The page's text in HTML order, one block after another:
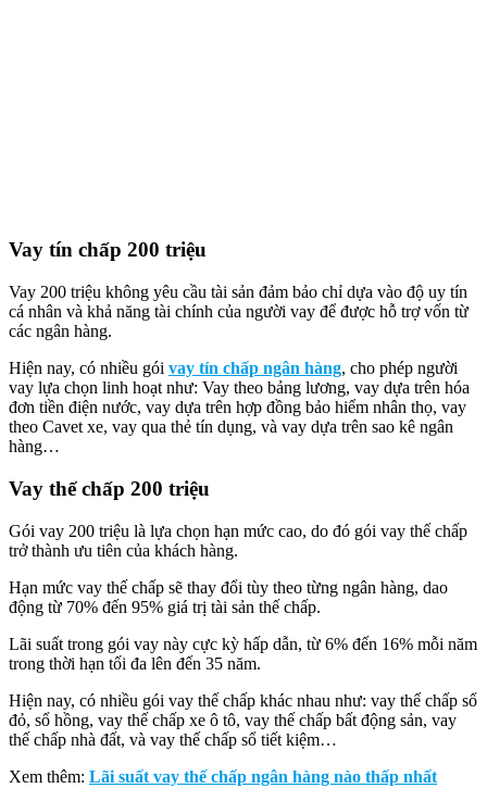
Vay tín chấp 200 triệu
Vay 200 triệu không yêu cầu tài sản đảm bảo chỉ dựa vào độ uy tín
cá nhân và khả năng tài chính của người vay để được hỗ trợ vốn từ
các ngân hàng.
Hiện nay, có nhiều gói vay tín chấp ngân hàng, cho phép người
vay lựa chọn linh hoạt như: Vay theo bảng lương, vay dựa trên hóa
đơn tiền điện nước, vay dựa trên hợp đồng bảo hiểm nhân thọ, vay
theo Cavet xe, vay qua thẻ tín dụng, và vay dựa trên sao kê ngân
hàng…
Vay thế chấp 200 triệu
Gói vay 200 triệu là lựa chọn hạn mức cao, do đó gói vay thế chấp
trở thành ưu tiên của khách hàng.
Hạn mức vay thế chấp sẽ thay đổi tùy theo từng ngân hàng, dao
động từ 70% đến 95% giá trị tài sản thế chấp.
Lãi suất trong gói vay này cực kỳ hấp dẫn, từ 6% đến 16% mỗi năm
trong thời hạn tối đa lên đến 35 năm.
Hiện nay, có nhiều gói vay thế chấp khác nhau như: vay thế chấp sổ
đỏ, sổ hồng, vay thế chấp xe ô tô, vay thế chấp bất động sản, vay
thế chấp nhà đất, và vay thế chấp sổ tiết kiệm…
Xem thêm: Lãi suất vay thế chấp ngân hàng nào thấp nhất